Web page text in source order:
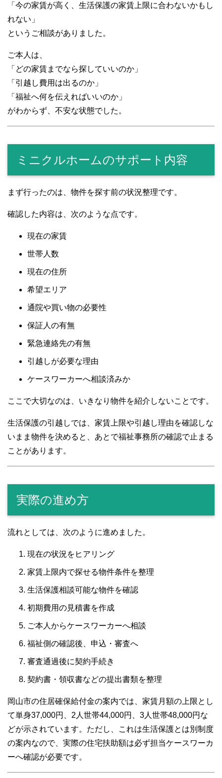
「今の家賃が高く、生活保護の家賃上限に合わないかもし
れない」
というご相談がありました。
ご本人は、
「どの家賃までなら探していいのか」
「引越し費用は出るのか」
「福祉へ何を伝えればいいのか」
がわからず、不安な状態でした。
ミニクルホームのサポート内容
まず行ったのは、物件を探す前の状況整理です。
確認した内容は、次のような点です。
現在の家賃
世帯人数
現在の住所
希望エリア
通院や買い物の必要性
保証人の有無
緊急連絡先の有無
引越しが必要な理由
ケースワーカーへ相談済みか
ここで大切なのは、いきなり物件を紹介しないことです。
生活保護の引越しでは、家賃上限や引越し理由を確認しな
いまま物件を決めると、あとで福祉事務所の確認で止まる
ことがあります。
実際の進め方
流れとしては、次のように進めました。
現在の状況をヒアリング
家賃上限内で探せる物件条件を整理
生活保護相談可能な物件を確認
初期費用の見積書を作成
ご本人からケースワーカーへ相談
福祉側の確認後、申込・審査へ
審査通過後に契約手続き
契約書・領収書などの提出書類を整理
岡山市の住居確保給付金の案内では、家賃月額の上限とし
て単身37,000円、2人世帯44,000円、3人世帯48,000円な
どが示されています。ただし、これは生活保護とは別制度
の案内なので、実際の住宅扶助額は必ず担当ケースワーカ
ーへ確認が必要です。